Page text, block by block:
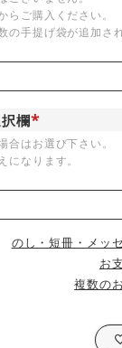
須
)
らご購入ください。
手提げ袋が追加され
択欄
必
須
はお選び下さい。
なります。
のし・短冊・メッ
お
複数の